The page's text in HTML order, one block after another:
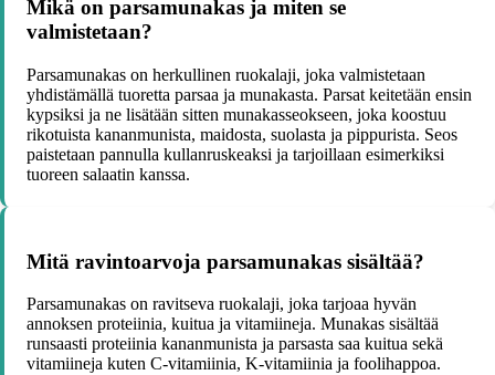
Mikä on parsamunakas ja miten se
valmistetaan?
Parsamunakas on herkullinen ruokalaji, joka valmistetaan
yhdistämällä tuoretta parsaa ja munakasta. Parsat keitetään ensin
kypsiksi ja ne lisätään sitten munakasseokseen, joka koostuu
rikotuista kananmunista, maidosta, suolasta ja pippurista. Seos
paistetaan pannulla kullanruskeaksi ja tarjoillaan esimerkiksi
tuoreen salaatin kanssa.
Mitä ravintoarvoja parsamunakas sisältää?
Parsamunakas on ravitseva ruokalaji, joka tarjoaa hyvän
annoksen proteiinia, kuitua ja vitamiineja. Munakas sisältää
runsaasti proteiinia kananmunista ja parsasta saa kuitua sekä
vitamiineja kuten C-vitamiinia, K-vitamiinia ja foolihappoa.